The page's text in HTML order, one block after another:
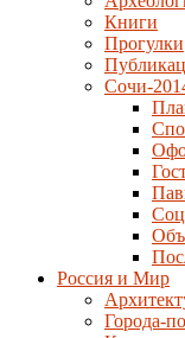
Книги
Прогулки
Сочи-
Россия и Мир
Города-